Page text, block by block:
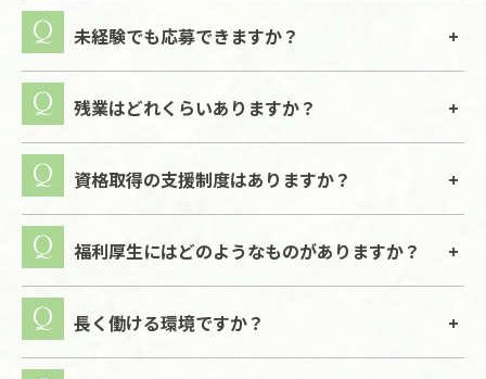
未経験でも応募できますか？
残業はどれくらいありますか？
資格取得の支援制度はありますか？
福利厚生にはどのようなものがありますか？
長く働ける環境ですか？